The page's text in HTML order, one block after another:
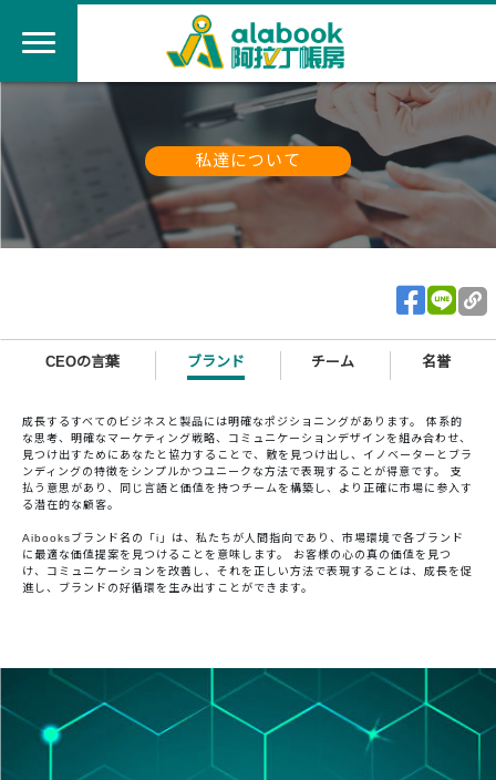
私達について
CEOの言葉 ブランド チーム 名誉
成長するすべてのビジネスと製品には明確なポジショニングがあります。 体系的
な思考、明確なマーケティング戦略、コミュニケーションデザインを組み合わせ、
見つけ出すためにあなたと協力することで、敵を見つけ出し、イノベーターとブラ
ンディングの特徴をシンプルかつユニークな方法で表現することが得意です。 支
払う意思があり、同じ言語と価値を持つチームを構築し、より正確に市場に参入す
る潜在的な顧客。
Aibooksブランド名の「i」は、私たちが人間指向であり、市場環境で各ブランド
に最適な価値提案を見つけることを意味します。 お客様の心の真の価値を見つ
け、コミュニケーションを改善し、それを正しい方法で表現することは、成長を促
進し、ブランドの好循環を生み出すことができます。